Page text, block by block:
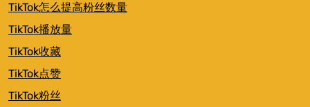
TikTok怎么提高粉丝数量
TikTok播放量
TikTok收藏
TikTok点赞
TikTok粉丝